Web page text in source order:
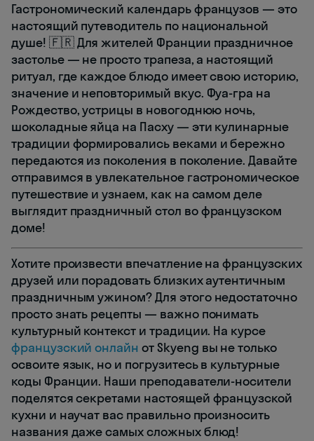
Гастрономический календарь французов — это
настоящий путеводитель по национальной
душе! 🇫🇷 Для жителей Франции праздничное
застолье — не просто трапеза, а настоящий
ритуал, где каждое блюдо имеет свою историю,
значение и неповторимый вкус. Фуа-гра на
Рождество, устрицы в новогоднюю ночь,
шоколадные яйца на Пасху — эти кулинарные
традиции формировались веками и бережно
передаются из поколения в поколение. Давайте
отправимся в увлекательное гастрономическое
путешествие и узнаем, как на самом деле
выглядит праздничный стол во французском
доме!
Хотите произвести впечатление на французских
друзей или порадовать близких аутентичным
праздничным ужином? Для этого недостаточно
просто знать рецепты — важно понимать
культурный контекст и традиции. На курсе
французский онлайн от Skyeng вы не только
освоите язык, но и погрузитесь в культурные
коды Франции. Наши преподаватели-носители
поделятся секретами настоящей французской
кухни и научат вас правильно произносить
названия даже самых сложных блюд!